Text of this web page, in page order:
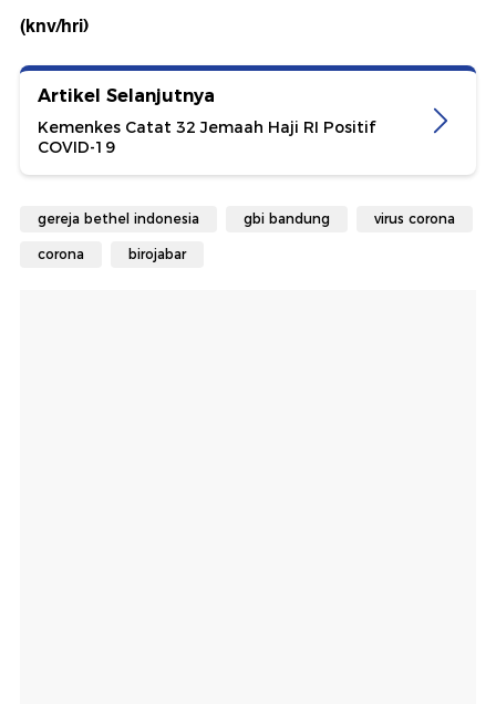
(knv/hri)
Artikel Selanjutnya
Kemenkes Catat 32 Jemaah Haji RI Positif
COVID-19
gereja bethel indonesia gbi bandung virus corona
corona birojabar